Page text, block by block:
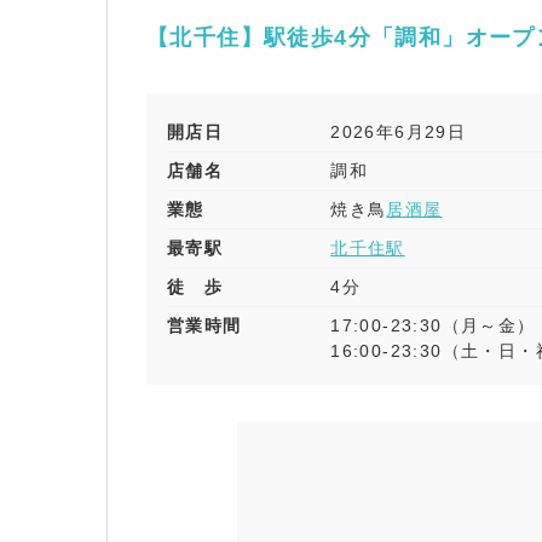
【北千住】駅徒歩4分「調和」オープ
開店日
2026年6月29日
店舗名
調和
業態
焼き鳥居酒屋
最寄駅
北千住駅
徒 歩
4分
営業時間
17:00-23:30（月～金）
16:00-23:30（土・日・